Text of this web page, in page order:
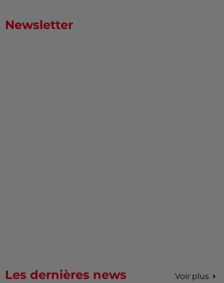
Newsletter
Les dernières news Voir plus